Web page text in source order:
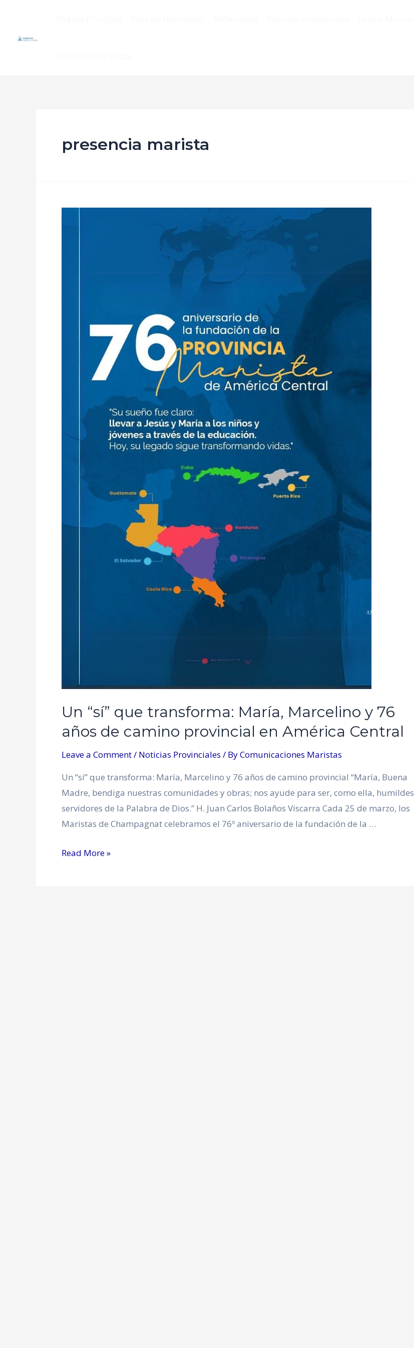
presencia marista
Un “sí” que transforma: María, Marcelino y 76
años de camino provincial en América Central
Leave a Comment/ Noticias Provinciales / ByComunicaciones Maristas
Un “sí” que transforma: María, Marcelino y 76 años de camino provincial “María, Buena
Madre, bendiga nuestras comunidades y obras; nos ayude para ser, como ella, humildes
servidores de la Palabra de Dios.” H. Juan Carlos Bolaños Viscarra Cada 25 de marzo, los
Maristas de Champagnat celebramos el 76º aniversario de la fundación de la …
Read More »